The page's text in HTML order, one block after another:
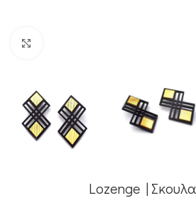
Lozenge |